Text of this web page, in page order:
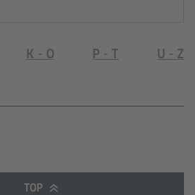
K - O P - T U - Z
TOP